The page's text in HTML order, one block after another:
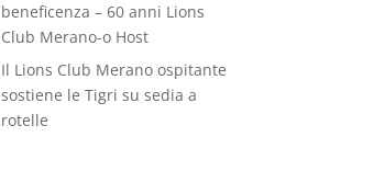
beneficenza – 60 anni Lions
Club Merano-o Host
Il Lions Club Merano ospitante
sostiene le Tigri su sedia a
rotelle